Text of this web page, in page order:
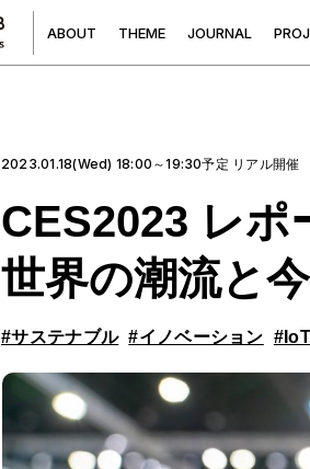
ABOUT THEME JOURNAL PROJ
2023.01.18(Wed) 18:00～19:30予定 リアル開催
CES2023 レポ
世界の潮流と
#サステナブル #イノベーション #IoT